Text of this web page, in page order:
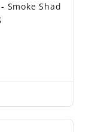
Smoke Shad